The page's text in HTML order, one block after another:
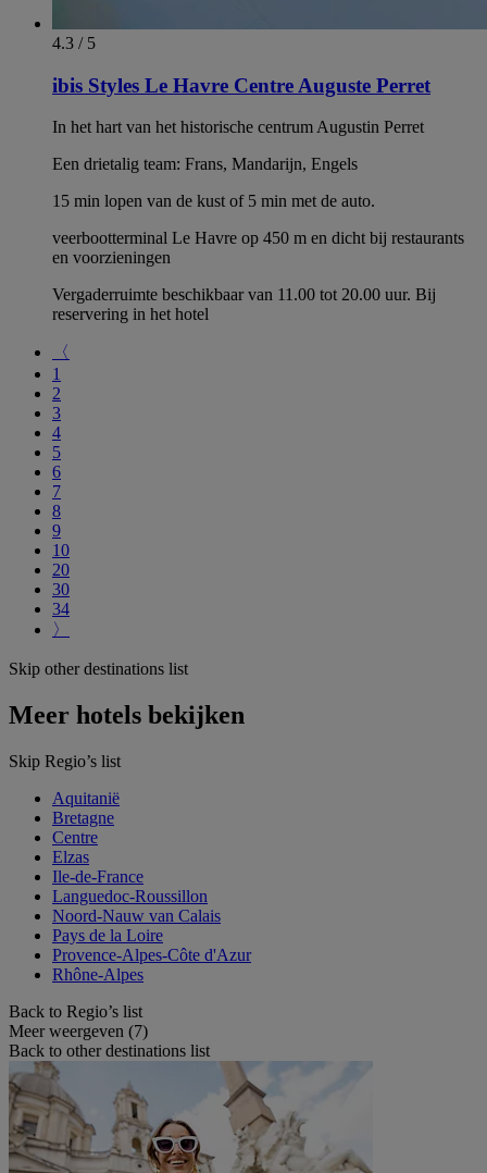
4.3 / 5
ibis Styles Le Havre Centre Auguste Perret
In het hart van het historische centrum Augustin Perret
Een drietalig team: Frans, Mandarijn, Engels
15 min lopen van de kust of 5 min met de auto.
veerbootterminal Le Havre op 450 m en dicht bij restaurants
en voorzieningen
Vergaderruimte beschikbaar van 11.00 tot 20.00 uur. Bij
reservering in het hotel
〈
1
2
3
4
5
6
7
8
9
10
20
30
34
〉
Skip other destinations list
Meer hotels bekijken
Skip Regio’s list
Aquitanië
Bretagne
Centre
Elzas
Ile-de-France
Languedoc-Roussillon
Noord-Nauw van Calais
Pays de la Loire
Provence-Alpes-Côte d'Azur
Rhône-Alpes
Back to Regio’s list
Meer weergeven (7)
Back to other destinations list